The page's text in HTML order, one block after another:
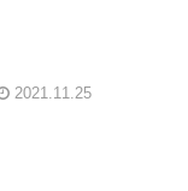
2021.11.25